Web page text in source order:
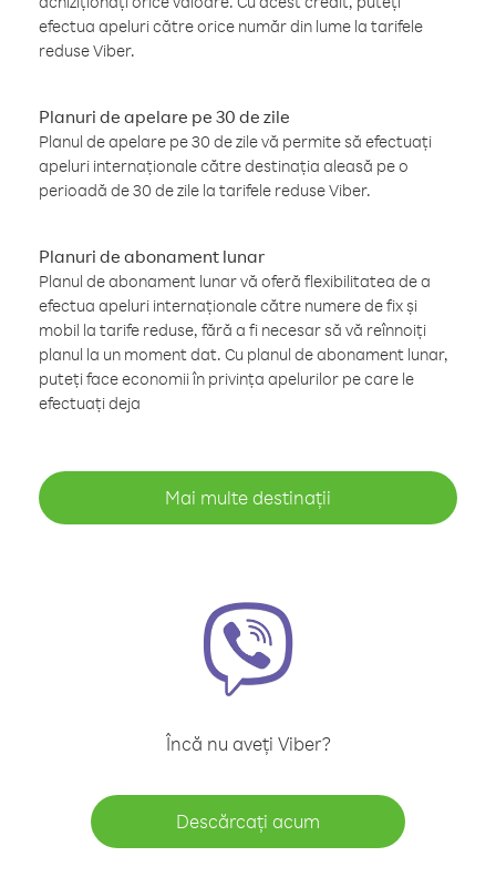
efectua apeluri către orice număr din lume la tarifele
reduse Viber.
Planuri de apelare pe 30 de zile
Planul de apelare pe 30 de zile vă permite să efectuați
apeluri internaționale către destinația aleasă pe o
perioadă de 30 de zile la tarifele reduse Viber.
Planuri de abonament lunar
Planul de abonament lunar vă oferă flexibilitatea de a
efectua apeluri internaționale către numere de fix și
mobil la tarife reduse, fără a fi necesar să vă reînnoiți
planul la un moment dat. Cu planul de abonament lunar,
puteți face economii în privința apelurilor pe care le
efectuați deja
Mai multe destinații
Încă nu aveți Viber?
Descărcați acum